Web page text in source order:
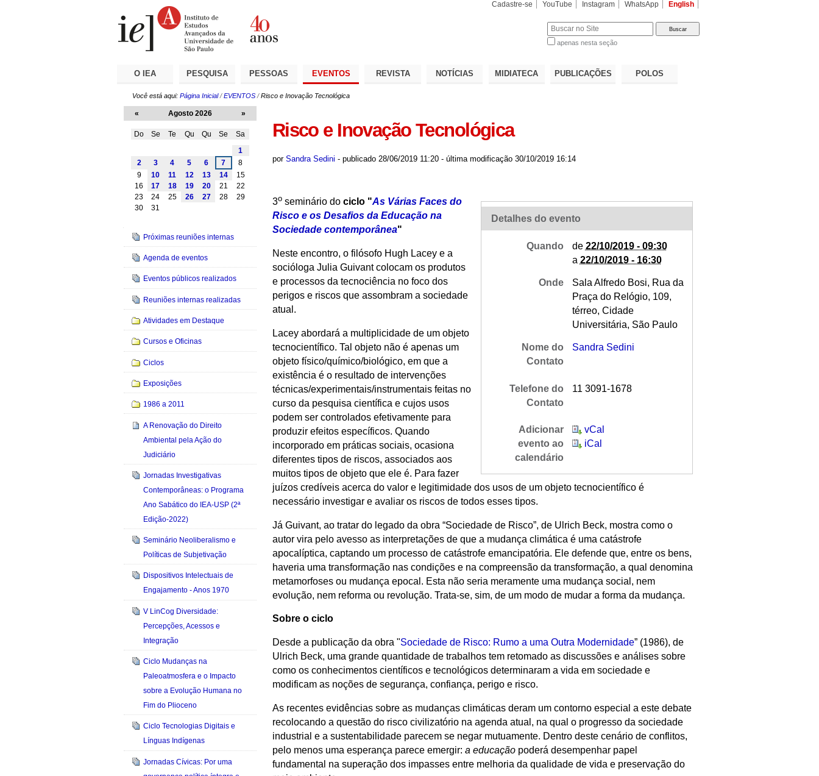
Cadastre-se YouTube Instagram WhatsApp English
apenas nesta seção
O IEA PESQUISA PESSOAS EVENTOS REVISTA NOTÍCIAS MIDIATECA PUBLICAÇÕES POLOS
Você está aqui: Página Inicial /EVENTOS /Risco e Inovação Tecnológica
Risco e Inovação Tecnológica
por Sandra Sedini - publicado28/06/2019 11:20 - última modificação30/10/2019 16:14
Detalhes do evento
Quando de 22/10/2019 - 09:30
a 22/10/2019 - 16:30
Onde
Sala Alfredo Bosi, Rua da
Praça do Relógio, 109,
térreo, Cidade
Universitária, São Paulo
Nome do
Contato
Sandra Sedini
Telefone do
Contato
11 3091-1678
Adicionar
evento ao
calendário
vCal
iCal
3oseminário do ciclo "As Várias Faces do
Risco e os Desafios da Educação na
Sociedade contemporânea"
Neste encontro, o filósofo Hugh Lacey e a
socióloga Julia Guivant colocam os produtos
e processos da tecnociência no foco dos
perigos e riscos que assombram a sociedade
atual.
Lacey abordará a multiplicidade de um objeto
tecnocientífico. Tal objeto não é apenas um
objeto físico/químico/biológico, em que a
existência é o resultado de intervenções
técnicas/experimentais/instrumentais feitas no
curso da pesquisa científica e cujos usos
podem ser controlados efetivamente para
produzir efeitos específicos. Quando
incorporado em práticas sociais, ocasiona
diferentes tipos de riscos, associados aos
muitos tipos de objeto que ele é. Para fazer
juízos credíveis acerca do valor e legitimidade dos usos de um objeto tecnocientífico é
necessário investigar e avaliar os riscos de todos esses tipos.
Já Guivant, ao tratar do legado da obra “Sociedade de Risco”, de Ulrich Beck, mostra como o
autor vira pelo avesso as interpretações de que a mudança climática é uma catástrofe
apocalíptica, captando um processo de catástrofe emancipatória. Ele defende que, entre os bens,
haveria uma transformação nas condições e na compreensão da transformação, a qual denomina
metamorfoses ou mudança epocal. Esta não seria meramente uma mudança social, nem
evolução, nem reforma ou revolução. Trata-se, sim, de um modo de mudar a forma da mudança.
Sobre o ciclo
Desde a publicação da obra "Sociedade de Risco: Rumo a uma Outra Modernidade” (1986), de
Ulrich Beck, uma grande quantidade de trabalhos tem retomado as discussões e análises sobre
como os conhecimentos científicos e tecnológicos determinaram a vida em sociedade e
modificam as noções de segurança, confiança, perigo e risco.
As recentes evidências sobre as mudanças climáticas deram um contorno especial a este debate
recolocando a questão do risco civilizatório na agenda atual, na qual o progresso da sociedade
industrial e a sustentabilidade parecem se negar mutuamente. Dentro deste cenário de conflitos,
pelo menos uma esperança parece emergir: a educaçãopoderá desempenhar papel
fundamental na superação dos impasses entre melhoria da qualidade de vida e preservação do
« Agosto 2026 »
Do Se Te Qu Qu Se
Sa
1
2
3 4 5 6 7
8
9
10 11 12 13 14
15
16
17 18 19 20 21
22
23
24 25 26 27 28
29
30
31
Navegação
Próximas reuniões internas
Agenda de eventos
Eventos públicos realizados
Reuniões internas realizadas
Atividades em Destaque
Cursos e Oficinas
Ciclos
Exposições
1986 a 2011
A Renovação do Direito
Ambiental pela Ação do
Judiciário
Jornadas Investigativas
Contemporâneas: o Programa
Ano Sabático do IEA-USP (2ª
Edição-2022)
Seminário Neoliberalismo e
Políticas de Subjetivação
Dispositivos Intelectuais de
Engajamento - Anos 1970
V LinCog Diversidade:
Percepções, Acessos e
Integração
Ciclo Mudanças na
Paleoatmosfera e o Impacto
sobre a Evolução Humana no
Fim do Plioceno
Ciclo Tecnologias Digitais e
Línguas Indígenas
Jornadas Cívicas: Por uma